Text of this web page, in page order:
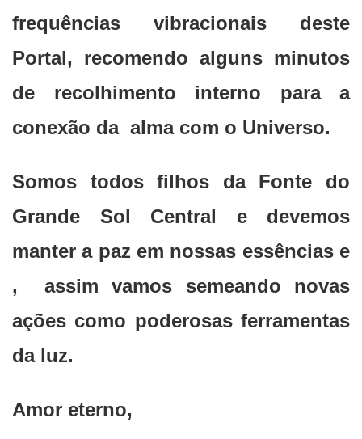
frequências vibracionais deste
Portal, recomendo alguns minutos
de recolhimento interno para a
conexão da alma com o Universo.
Somos todos filhos da Fonte do
Grande Sol Central e devemos
manter a paz em nossas essências e
, assim vamos semeando novas
ações como poderosas ferramentas
da luz.
Amor eterno,